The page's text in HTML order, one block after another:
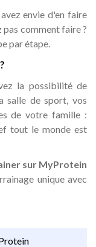
envie d'en faire
comment faire ?
par étape.
la possibilité de
salle de sport, vos
de votre famille :
tout le monde est
sur MyProtein
unique avec